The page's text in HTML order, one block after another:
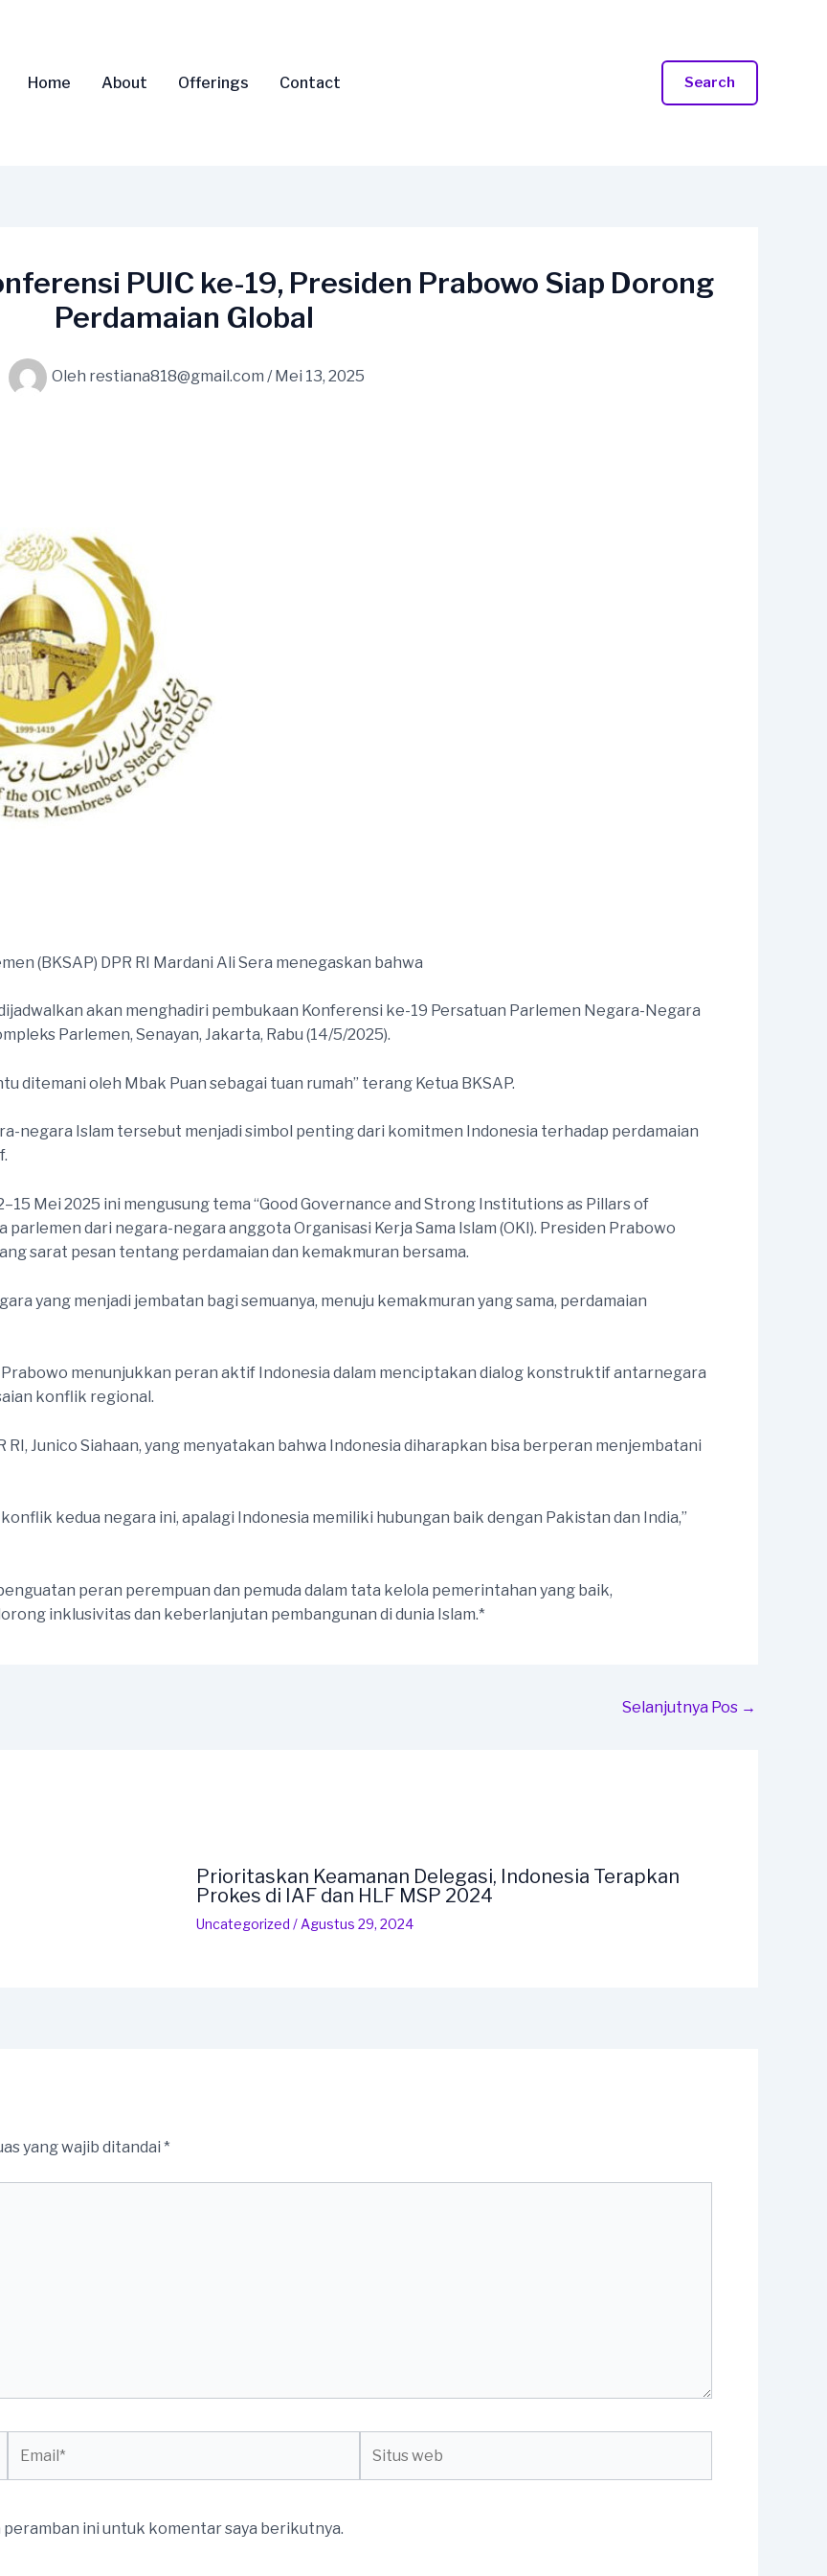
Home About Offerings Contact Search
PUIC ke-19, Presiden Prabowo Siap Dorong
Perdamaian Global
Oleh restiana818@gmail.com /Mei 13, 2025
(BKSAP) DPR RI Mardani Ali Sera menegaskan bahwa
akan menghadiri pembukaan Konferensi ke-19 Persatuan Parlemen Negara-Negara
Parlemen, Senayan, Jakarta, Rabu (14/5/2025).
ditemani oleh Mbak Puan sebagai tuan rumah” terang Ketua BKSAP.
negara Islam tersebut menjadi simbol penting dari komitmen Indonesia terhadap perdamaian
Mei 2025 ini mengusung tema “Good Governance and Strong Institutions as Pillars of
dari negara-negara anggota Organisasi Kerja Sama Islam (OKI). Presiden Prabowo
sarat pesan tentang perdamaian dan kemakmuran bersama.
yang menjadi jembatan bagi semuanya, menuju kemakmuran yang sama, perdamaian
menunjukkan peran aktif Indonesia dalam menciptakan dialog konstruktif antarnegara
konflik regional.
RI, Junico Siahaan, yang menyatakan bahwa Indonesia diharapkan bisa berperan menjembatani
kedua negara ini, apalagi Indonesia memiliki hubungan baik dengan Pakistan dan India,”
peran perempuan dan pemuda dalam tata kelola pemerintahan yang baik,
inklusivitas dan keberlanjutan pembangunan di dunia Islam.*
Selanjutnya Pos →
Prioritaskan Keamanan Delegasi, Indonesia Terapkan
Prokes di IAF dan HLF MSP 2024
Uncategorized / Agustus 29, 2024
yang wajib ditandai *
web
peramban ini untuk komentar saya berikutnya.